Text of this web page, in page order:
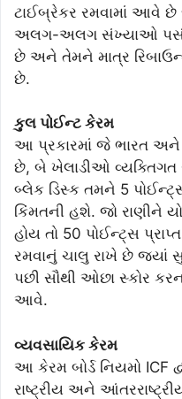
ટાઈબ્રેકર રમવામાં આવે
અલગ-અલગ સંખ્યાઓ પસંદ
છે અને તેમને માત્ર
છે.
કુલ પોઈન્ટ કેરમ
આ પ્રકારમાં જે ભારત અને
છે, બે ખેલાડીઓ વ્યક્તિગત
બ્લેક ડિસ્ક તમને 5
કિંમતની હશે. જો રાણીને
હોય તો 50 પોઈન્ટ્સ
રમવાનું ચાલુ રાખે છે જ્યાં
પછી સૌથી ઓછા સ્કોર
આવે.
વ્યવસાયિક કેરમ
આ કેરમ બોર્ડ નિયમો ICF
રાષ્ટ્રીય અને